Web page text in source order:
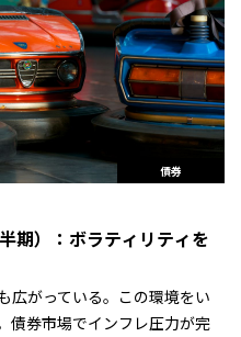
債券
期）：ボラティリティを
広がっている。この環境をい
債券市場でインフレ圧力が完